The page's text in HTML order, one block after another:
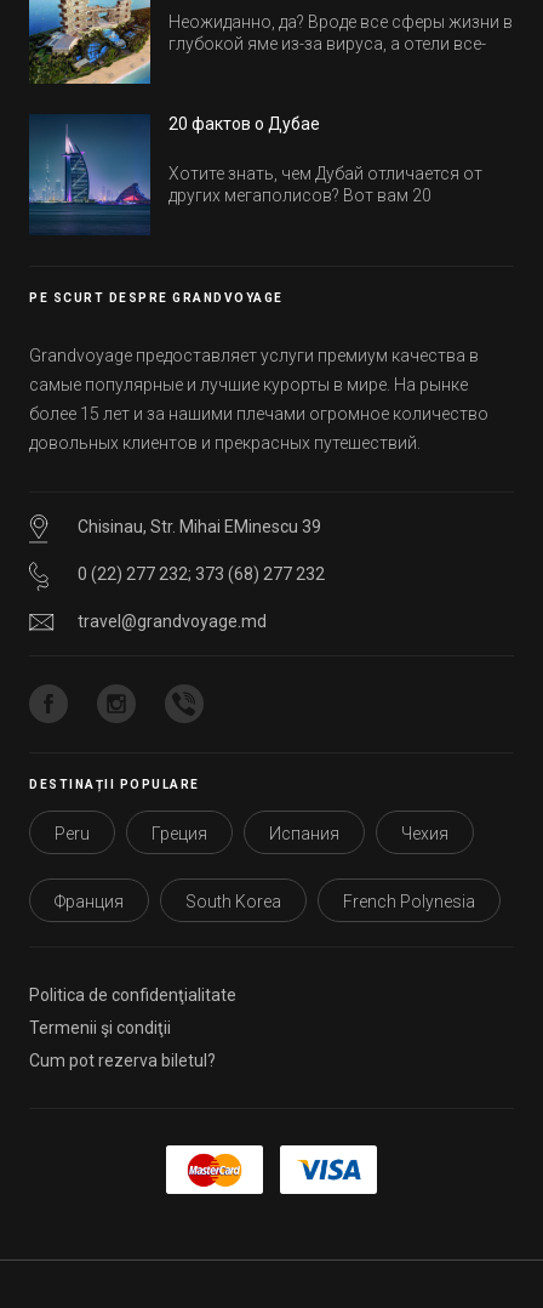
Неожиданно, да? Вроде все сферы жизни в
глубокой яме из-за вируса, а отели все-
обычно на первые заезды дают промо-
20 фактов о Дубае
Хотите знать, чем Дубай отличается от
других мегаполисов? Вот вам 20
PE SCURT DESPRE GRANDVOYAGE
Grandvoyage предоставляет услуги премиум качества в
самые популярные и лучшие курорты в мире. На рынке
более 15 лет и за нашими плечами огромное количество
довольных клиентов и прекрасных путешествий.
Chisinau, Str. Mihai EMinescu 39
0 (22) 277 232; 373 (68) 277 232
travel@grandvoyage.md
DESTINAȚII POPULARE
Peru Греция Испания Чехия
Франция South Korea French Polynesia
Politica de confidenţialitate
Termenii şi condiţii
Cum pot rezerva biletul?